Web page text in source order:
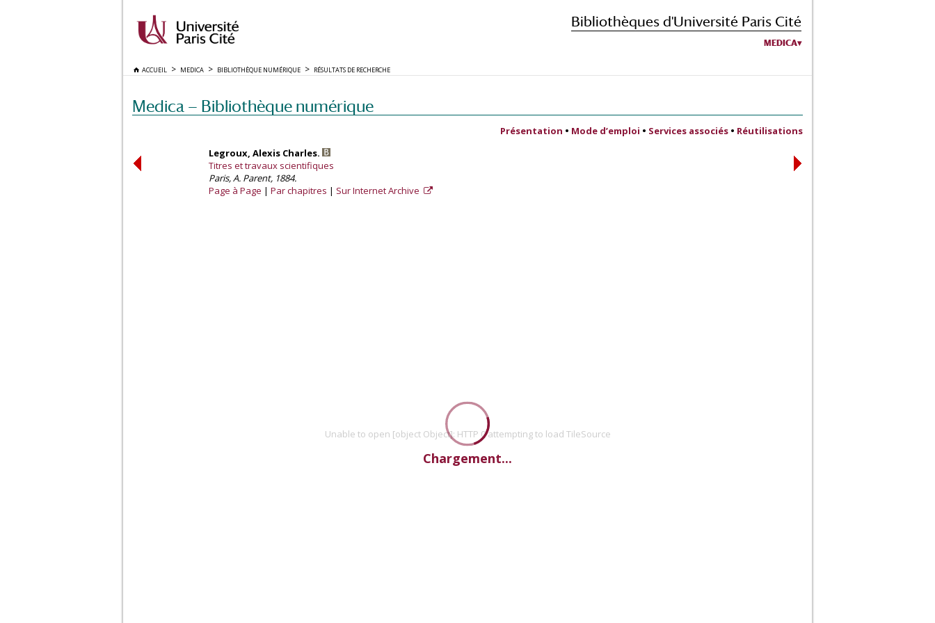
Bibliothèques d'Université Paris Cité
MEDICA
ACCUEIL MEDICA BIBLIOTHÈQUE NUMÉRIQUE RÉSULTATS DE RECHERCHE
Medica — Bibliothèque numérique
Présentation • Mode d’emploi • Services associés • Réutilisations
Legroux, Alexis Charles.
Titres et travaux scientifiques
Paris, A. Parent, 1884.
Page à Page
Par chapitres Sur Internet Archive
Unable to open [object Object]: HTTP 0 attempting to load TileSource
Chargement...